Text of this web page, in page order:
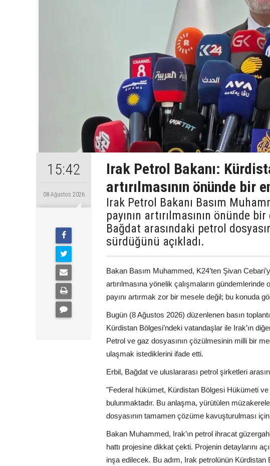
15:42
08 Ağustos 2026
Irak Petrol Bakanı:
artırılmasının önünde bir
Irak Petrol Bakanı Basım
payının artırılmasının önünde
Bağdat arasındaki petrol
sürdüğünü açıkladı.
Bakan Basım Muhammed, K24’ten Şivan
artırılmasına yönelik çalışmaların
payını artırmak zor bir mesele değil; bu konuda
Bugün (8 Ağustos 2026) düzenlenen basın
Kürdistan Bölgesi’ndeki vatandaşlar ile Irak’ın
Petrol ve gaz dosyasının çözülmesinin milli bir
ulaşmak istediklerini ifade etti.
Erbil, Bağdat ve uluslararası petrol şirketleri
"Federal hükümet, Kürdistan Bölgesi Hükümeti
bulunmaktadır. Bu anlaşma, yürütülen
dosyasının tamamen çözüme kavuşturulması
Bakan Muhammed, Irak’ın petrol ihracat
hattı projesine dikkat çekti. Projenin detaylarını
inşa edilecek. Bu adım, Irak petrolünün Kürdistan